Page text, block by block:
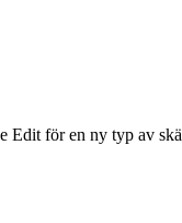
Edit för en ny typ av